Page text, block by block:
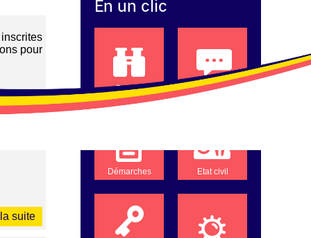
pour
suite
suite
En un clic
Projets Compte-rendus
Démarches Etat civil